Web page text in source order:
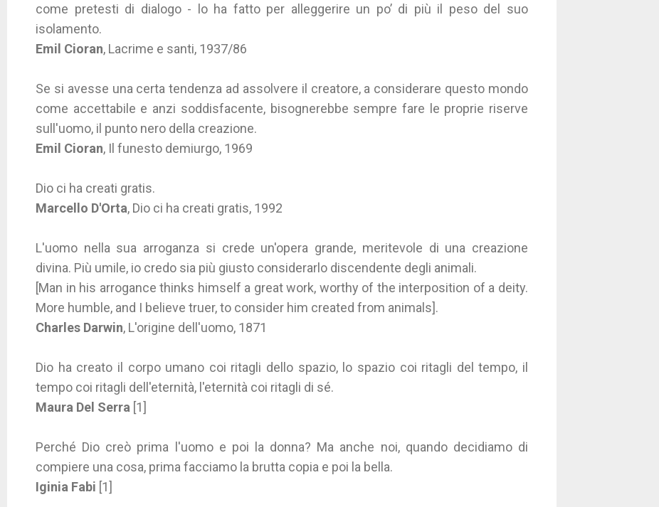
come pretesti di dialogo - lo ha fatto per alleggerire un po’ di più il peso del suo
isolamento.
Emil Cioran, Lacrime e santi, 1937/86
Se si avesse una certa tendenza ad assolvere il creatore, a considerare questo mondo
come accettabile e anzi soddisfacente, bisognerebbe sempre fare le proprie riserve
sull'uomo, il punto nero della creazione.
Emil Cioran, Il funesto demiurgo, 1969
Dio ci ha creati gratis.
Marcello D'Orta, Dio ci ha creati gratis, 1992
L'uomo nella sua arroganza si crede un'opera grande, meritevole di una creazione
divina. Più umile, io credo sia più giusto considerarlo discendente degli animali.
[Man in his arrogance thinks himself a great work, worthy of the interposition of a deity.
More humble, and I believe truer, to consider him created from animals].
Charles Darwin, L'origine dell'uomo, 1871
Dio ha creato il corpo umano coi ritagli dello spazio, lo spazio coi ritagli del tempo, il
tempo coi ritagli dell'eternità, l'eternità coi ritagli di sé.
Maura Del Serra [1]
Perché Dio creò prima l'uomo e poi la donna? Ma anche noi, quando decidiamo di
compiere una cosa, prima facciamo la brutta copia e poi la bella.
Iginia Fabi [1]